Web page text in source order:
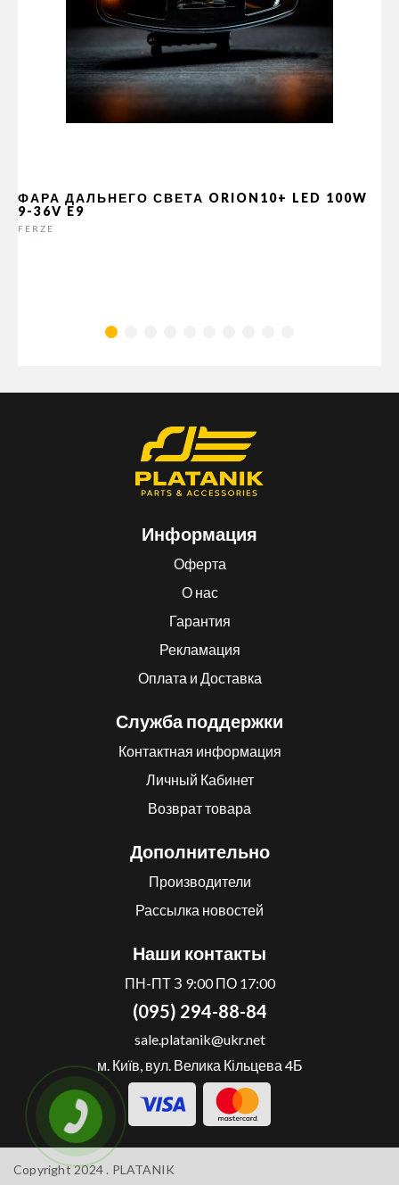
ФАРА ДАЛЬНЕГО СВЕТА ORION10+ LED 100W
9-36V E9
FERZE
Информация
Оферта
О нас
Гарантия
Рекламация
Оплата и Доставка
Служба поддержки
Контактная информация
Личный Кабинет
Возврат товара
Дополнительно
Производители
Рассылка новостей
Наши контакты
ПН-ПТ З 9:00 ПО 17:00
(095) 294-88-84
sale.platanik@ukr.net
м. Київ, вул. Велика Кільцева 4Б
Copyright 2024 . PLATANIK